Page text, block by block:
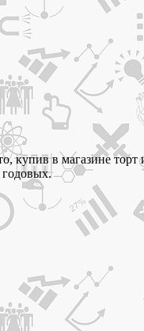
купив в магазине